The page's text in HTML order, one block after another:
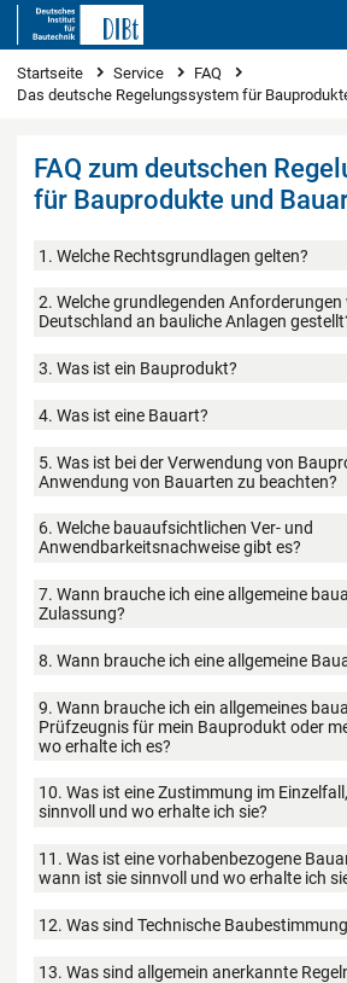
Sie sind hier
Startseite Service
FAQ
Das deutsche Regelungssystem für
FAQ zum deutschen
für Bauprodukte und
1. Welche Rechtsgrundlagen gelten?
2. Welche grundlegenden Anforderungen
Deutschland an bauliche Anlagen
3. Was ist ein Bauprodukt?
4. Was ist eine Bauart?
5. Was ist bei der Verwendung von
Anwendung von Bauarten zu beachten?
6. Welche bauaufsichtlichen Ver- und
Anwendbarkeitsnachweise gibt es?
7. Wann brauche ich eine allgemeine
Zulassung?
8. Wann brauche ich eine allgemeine
9. Wann brauche ich ein allgemeines
Prüfzeugnis für mein Bauprodukt oder
wo erhalte ich es?
10. Was ist eine Zustimmung im
sinnvoll und wo erhalte ich sie?
11. Was ist eine vorhabenbezogene
wann ist sie sinnvoll und wo erhalte ich
12. Was sind Technische
13. Was sind allgemein anerkannte